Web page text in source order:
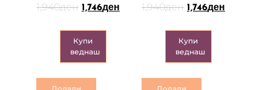
1,940ден 1,746ден
Купи
веднаш
1,940ден 1,746ден
Купи
веднаш